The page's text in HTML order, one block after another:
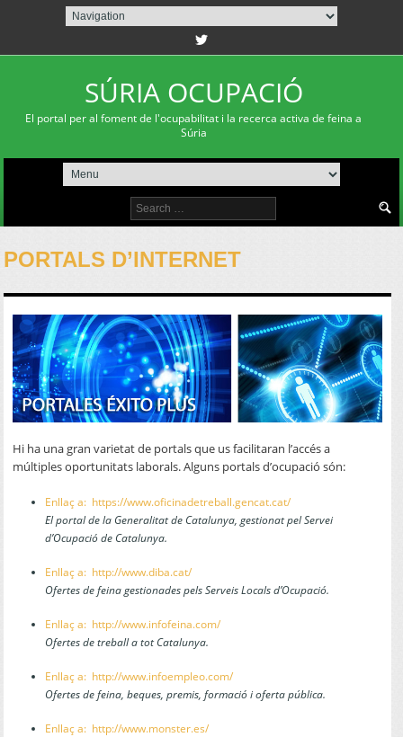
twitterbird
SÚRIA OCUPACIÓ
El portal per al foment de l'ocupabilitat i la recerca activa de feina a
Súria
Search
for:
PORTALS D’INTERNET
Hi ha una gran varietat de portals que us facilitaran l’accés a
múltiples oportunitats laborals. Alguns portals d’ocupació són:
Enllaç a: https://www.oficinadetreball.gencat.cat/
El portal de la Generalitat de Catalunya, gestionat pel Servei
d’Ocupació de Catalunya.
Enllaç a: http://www.diba.cat/
Ofertes de feina gestionades pels Serveis Locals d’Ocupació.
Enllaç a: http://www.infofeina.com/
Ofertes de treball a tot Catalunya.
Enllaç a: http://www.infoempleo.com/
Ofertes de feina, beques, premis, formació i oferta pública.
Enllaç a: http://www.monster.es/